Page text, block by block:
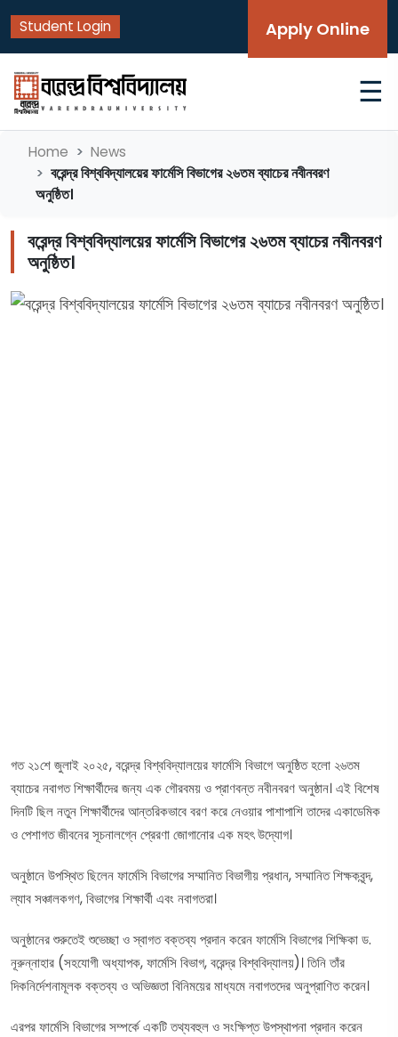
Student Login Apply Online
☰
Home News
বরেন্দ্র বিশ্ববিদ্যালয়ের ফার্মেসি বিভাগের ২৬তম ব্যাচের নবীনবরণ
অনুষ্ঠিত।
বরেন্দ্র বিশ্ববিদ্যালয়ের ফার্মেসি বিভাগের ২৬তম ব্যাচের নবীনবরণ
অনুষ্ঠিত।
গত ২১শে জুলাই ২০২৫, বরেন্দ্র বিশ্ববিদ্যালয়ের ফার্মেসি বিভাগে অনুষ্ঠিত হলো ২৬তম
ব্যাচের নবাগত শিক্ষার্থীদের জন্য এক গৌরবময় ও প্রাণবন্ত নবীনবরণ অনুষ্ঠান। এই বিশেষ
দিনটি ছিল নতুন শিক্ষার্থীদের আন্তরিকভাবে বরণ করে নেওয়ার পাশাপাশি তাদের একাডেমিক
ও পেশাগত জীবনের সূচনালগ্নে প্রেরণা জোগানোর এক মহৎ উদ্যোগ।
অনুষ্ঠানে উপস্থিত ছিলেন ফার্মেসি বিভাগের সম্মানিত বিভাগীয় প্রধান, সম্মানিত শিক্ষকবৃন্দ,
ল্যাব সঞ্চালকগণ, বিভাগের শিক্ষার্থী এবং নবাগতরা।
অনুষ্ঠানের শুরুতেই শুভেচ্ছা ও স্বাগত বক্তব্য প্রদান করেন ফার্মেসি বিভাগের শিক্ষিকা ড.
নূরুন্নাহার (সহযোগী অধ্যাপক, ফার্মেসি বিভাগ, বরেন্দ্র বিশ্ববিদ্যালয়)। তিনি তাঁর
দিকনির্দেশনামূলক বক্তব্য ও অভিজ্ঞতা বিনিময়ের মাধ্যমে নবাগতদের অনুপ্রাণিত করেন।
এরপর ফার্মেসি বিভাগের সম্পর্কে একটি তথ্যবহুল ও সংক্ষিপ্ত উপস্থাপনা প্রদান করেন